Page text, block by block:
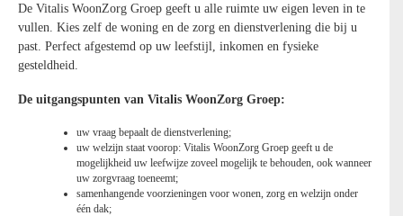
De Vitalis WoonZorg Groep geeft u alle ruimte uw eigen leven in te
vullen. Kies zelf de woning en de zorg en dienstverlening die bij u
past. Perfect afgestemd op uw leefstijl, inkomen en fysieke
gesteldheid.
De uitgangspunten van Vitalis WoonZorg Groep:
uw vraag bepaalt de dienstverlening;
uw welzijn staat voorop: Vitalis WoonZorg Groep geeft u de
mogelijkheid uw leefwijze zoveel mogelijk te behouden, ook wanneer
uw zorgvraag toeneemt;
samenhangende voorzieningen voor wonen, zorg en welzijn onder
één dak;